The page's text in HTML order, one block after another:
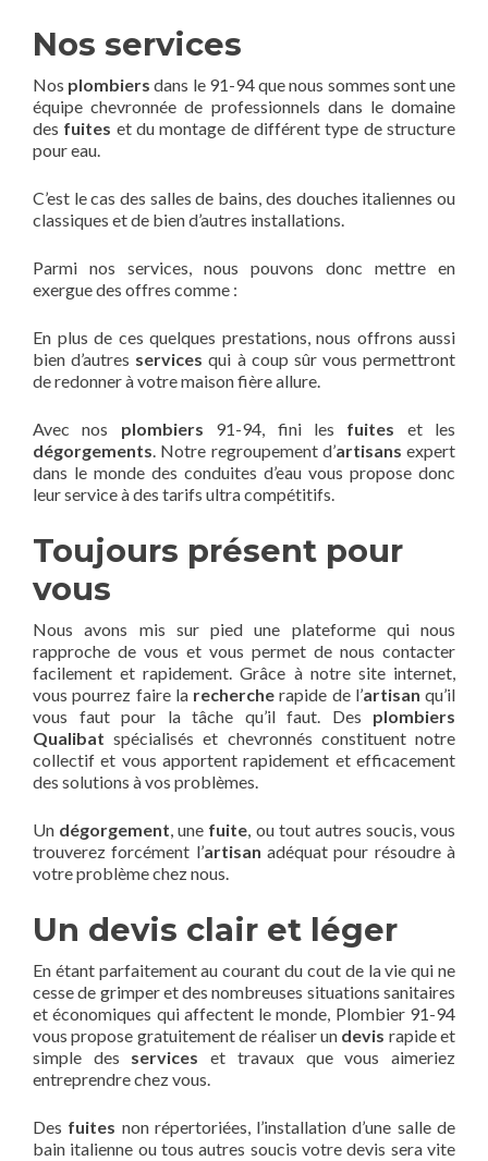
Nos services
Nos plombiers dans le 91-94 que nous sommes sont une
équipe chevronnée de professionnels dans le domaine
des fuites et du montage de différent type de structure
pour eau.
C’est le cas des salles de bains, des douches italiennes ou
classiques et de bien d’autres installations.
Parmi nos services, nous pouvons donc mettre en
exergue des offres comme :
En plus de ces quelques prestations, nous offrons aussi
bien d’autres services qui à coup sûr vous permettront
de redonner à votre maison fière allure.
Avec nos plombiers 91-94, fini les fuites et les
dégorgements. Notre regroupement d’artisans expert
dans le monde des conduites d’eau vous propose donc
leur service à des tarifs ultra compétitifs.
Toujours présent pour
vous
Nous avons mis sur pied une plateforme qui nous
rapproche de vous et vous permet de nous contacter
facilement et rapidement. Grâce à notre site internet,
vous pourrez faire la recherche rapide de l’artisan qu’il
vous faut pour la tâche qu’il faut. Des plombiers
Qualibat spécialisés et chevronnés constituent notre
collectif et vous apportent rapidement et efficacement
des solutions à vos problèmes.
Un dégorgement, une fuite, ou tout autres soucis, vous
trouverez forcément l’artisan adéquat pour résoudre à
votre problème chez nous.
Un devis clair et léger
En étant parfaitement au courant du cout de la vie qui ne
cesse de grimper et des nombreuses situations sanitaires
et économiques qui affectent le monde, Plombier 91-94
vous propose gratuitement de réaliser un devis rapide et
simple des services et travaux que vous aimeriez
entreprendre chez vous.
Des fuites non répertoriées, l’installation d’une salle de
bain italienne ou tous autres soucis votre devis sera vite